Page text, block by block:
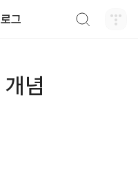
그
념